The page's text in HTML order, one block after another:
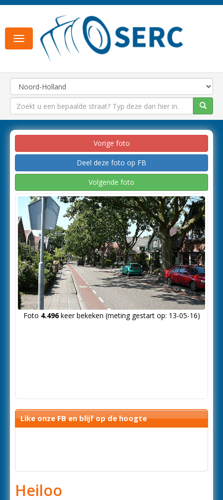
Toggle
navigation
Vorige foto
Deel deze foto op FB
Volgende foto
Foto 4.496keer bekeken (meting gestart op: 13-05-16)
Like onze FB en blijf op de hoogte
Heiloo